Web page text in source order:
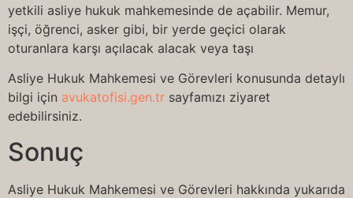
yetkili asliye hukuk mahkemesinde de açabilir. Memur,
işçi, öğrenci, asker gibi, bir yerde geçici olarak
oturanlara karşı açılacak alacak veya taşı
Asliye Hukuk Mahkemesi ve Görevleri konusunda detaylı
bilgi için avukatofisi.gen.tr sayfamızı ziyaret
edebilirsiniz.
Sonuç
Asliye Hukuk Mahkemesi ve Görevleri hakkında yukarıda